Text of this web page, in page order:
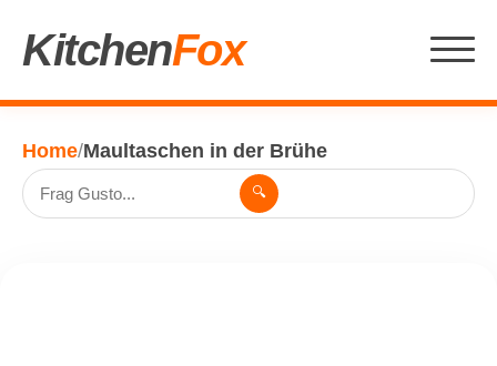
KitchenFox
Home/Maultaschen in der Brühe
🔍